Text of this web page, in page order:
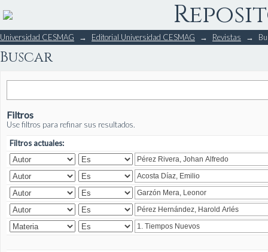
Buscar
Universidad CESMAG → Editorial Universidad CESMAG → Revistas →
Buscar
Filtros
Use filtros para refinar sus resultados.
Filtros actuales: